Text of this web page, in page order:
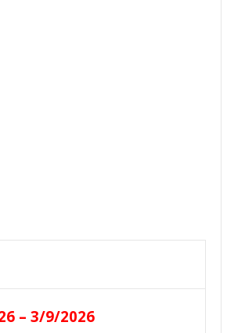
– 3/9/2026